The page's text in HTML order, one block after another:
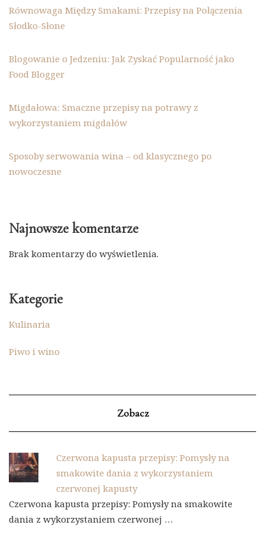
Równowaga Między Smakami: Przepisy na Połączenia
Słodko-Słone
Blogowanie o Jedzeniu: Jak Zyskać Popularność jako
Food Blogger
Migdałowa: Smaczne przepisy na potrawy z
wykorzystaniem migdałów
Sposoby serwowania wina – od klasycznego po
nowoczesne
Najnowsze komentarze
Brak komentarzy do wyświetlenia.
Kategorie
Kulinaria
Piwo i wino
Zobacz
Czerwona kapusta przepisy: Pomysły na
smakowite dania z wykorzystaniem
czerwonej kapusty
Czerwona kapusta przepisy: Pomysły na smakowite
dania z wykorzystaniem czerwonej …